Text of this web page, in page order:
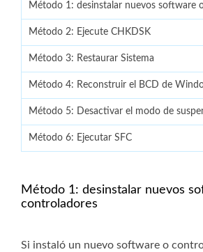
Método 1: desinstalar nuevos software
Método 2: Ejecute CHKDSK
Método 3: Restaurar Sistema
Método 4: Reconstruir el BCD de
Método 5: Desactivar el modo de
Método 6: Ejecutar SFC
Método 1: desinstalar nuevos
controladores
Si instaló un nuevo software o